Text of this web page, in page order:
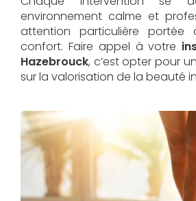
environnement calme et
attention particulière portée
confort. Faire appel à votre
Hazebrouck, c’est opter pour
sur la valorisation de la beauté